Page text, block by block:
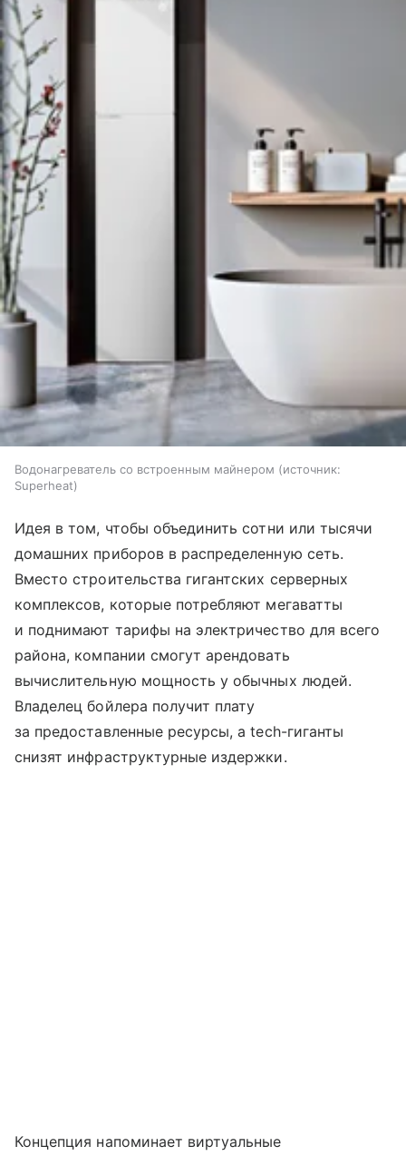
Водонагреватель со встроенным майнером
источник:
Superheat
Идея в том, чтобы объединить сотни или тысячи
домашних приборов в распределенную сеть.
Вместо строительства гигантских серверных
комплексов, которые потребляют мегаватты
и поднимают тарифы на электричество для всего
района, компании смогут арендовать
вычислительную мощность у обычных людей.
Владелец бойлера получит плату
за предоставленные ресурсы, а tech-гиганты
снизят инфраструктурные издержки.
Концепция напоминает виртуальные